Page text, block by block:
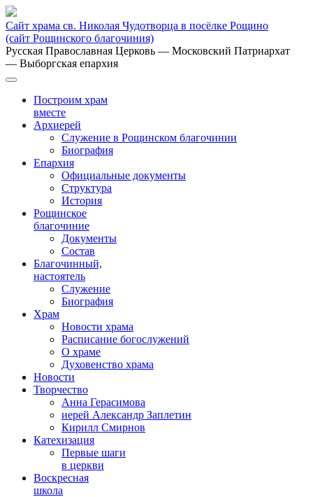
Сайт храма св. Николая Чудотворца в посёлке Рощино
(сайт Рощинского благочиния)
Русская Православная Церковь — Московский Патриархат
— Выборгская епархия
Построим храм
вместе
Архиерей
Служение в Рощинском благочинии
Биография
Епархия
Официальные документы
Структура
История
Рощинское
благочиние
Документы
Состав
Благочинный,
настоятель
Служение
Биография
Храм
Новости храма
Расписание богослужений
О храме
Духовенство храма
Новости
Творчество
Анна Герасимова
иерей Александр Заплетин
Кирилл Смирнов
Катехизация
Первые шаги
в церкви
Воскресная
школа